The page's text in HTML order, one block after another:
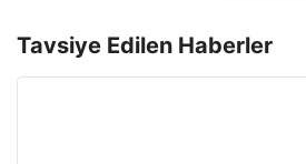
Tavsiye Edilen Haberler